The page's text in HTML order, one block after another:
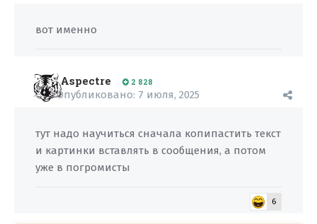
вот именно
Aspectre 2 828
Опубликовано: 7 июля, 2025
тут надо научиться сначала копипастить текст
и картинки вставлять в сообщения, а потом
уже в погромисты
6